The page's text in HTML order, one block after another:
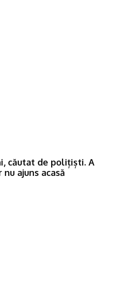
căutat de polițiști. A
ajuns acasă